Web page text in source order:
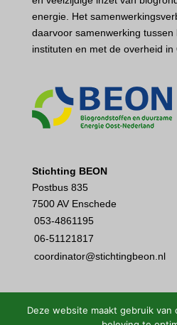
energie. Het
daarvoor samenwerking tussen
instituten en met de overheid in
Stichting BEON
Postbus 835
7500 AV Enschede
053-4861195
06-51121817
coordinator@stichtingbeon.nl
Deze website maakt gebruik